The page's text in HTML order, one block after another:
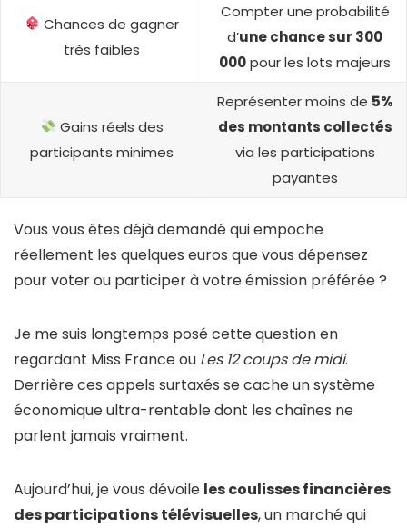
Chances de gagner
très faibles
Compter une probabilité
d’une chance sur 300
000pour les lots majeurs
Gains réels des
participants minimes
Représenter moins de 5%
des montants collectés
via les participations
payantes
Vous vous êtes déjà demandé qui empoche
réellement les quelques euros que vous dépensez
pour voter ou participer à votre émission préférée ?
Je me suis longtemps posé cette question en
regardant Miss France ou Les 12 coups de midi.
Derrière ces appels surtaxés se cache un système
économique ultra-rentable dont les chaînes ne
parlent jamais vraiment.
Aujourd’hui, je vous dévoile les coulisses financières
des participations télévisuelles, un marché qui